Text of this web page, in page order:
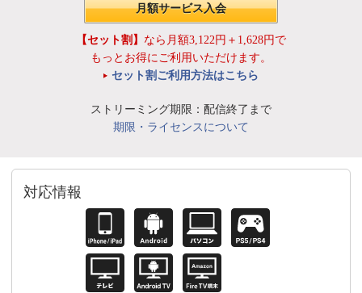
月額サービス入会
【セット割】 なら月額3,122円＋1,628円で
もっとお得にご利用いただけます。
セット割ご利用方法はこちら
ストリーミング期限：配信終了まで
期限・ライセンスについて
対応情報